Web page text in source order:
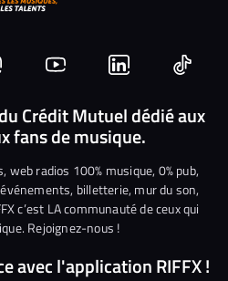
Nous
rejoindre
sur
YouTube
Nous
rejoindre
sur
Linkedin
Nous
Crédit Mutuel dédié aux
fans de musique.
radios 100% musique, 0% pub,
billetterie, mur du son,
c’est LA communauté de ceux qui
Rejoignez-nous !
avec l'application RIFFX !